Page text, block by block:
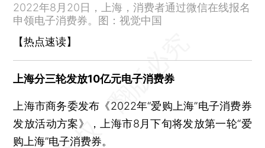
2022年8月20日，上海，消费者通过微信在线报名
申领电子消费券。图：视觉中国
【热点速读】
上海分三轮发放10亿元电子消费券
上海市商务委发布《2022年“爱购上海”电子消费券
发放活动方案》，上海市8月下旬将发放第一轮“爱
购上海”电子消费券。